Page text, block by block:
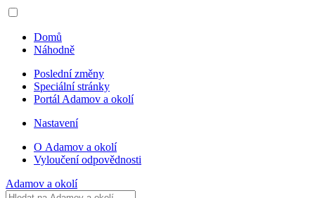
Domů
Náhodně
Poslední změny
Speciální stránky
Portál Adamov a okolí
Nastavení
O Adamov a okolí
Vyloučení odpovědnosti
Adamov a okolí